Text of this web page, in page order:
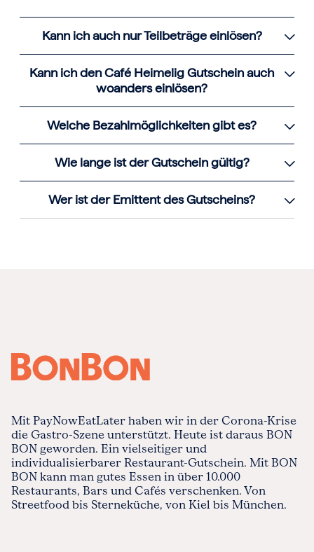
Kann ich auch nur Teilbeträge einlösen?
Kann ich den Café Heimelig Gutschein auch
woanders einlösen?
Welche Bezahlmöglichkeiten gibt es?
Wie lange ist der Gutschein gültig?
Wer ist der Emittent des Gutscheins?
Mit PayNowEatLater haben wir in der Corona-Krise
die Gastro-Szene unterstützt. Heute ist daraus BON
BON geworden. Ein vielseitiger und
individualisierbarer Restaurant-Gutschein. Mit BON
BON kann man gutes Essen in über 10.000
Restaurants, Bars und Cafés verschenken. Von
Streetfood bis Sterneküche, von Kiel bis München.